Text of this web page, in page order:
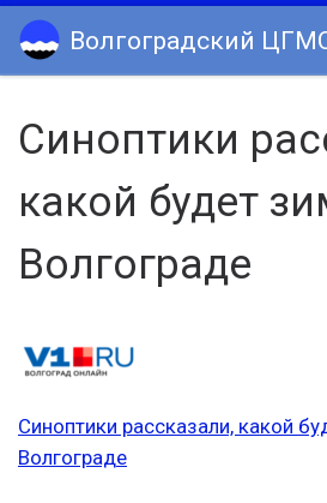
Skip to content
Волгоградский
Синоптики
какой будет
Волгограде
Синоптики рассказали, какой
Волгограде